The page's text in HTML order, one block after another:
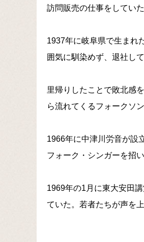
訪問販売の仕事をしてい
1937年に岐阜県で生まれ
囲気に馴染めず、退社し
里帰りしたことで敗北感
ら流れてくるフォークソン
1966年に中津川労音が設
フォーク・シンガーを招
1969年の1月に東大安田
ていた。若者たちが声を